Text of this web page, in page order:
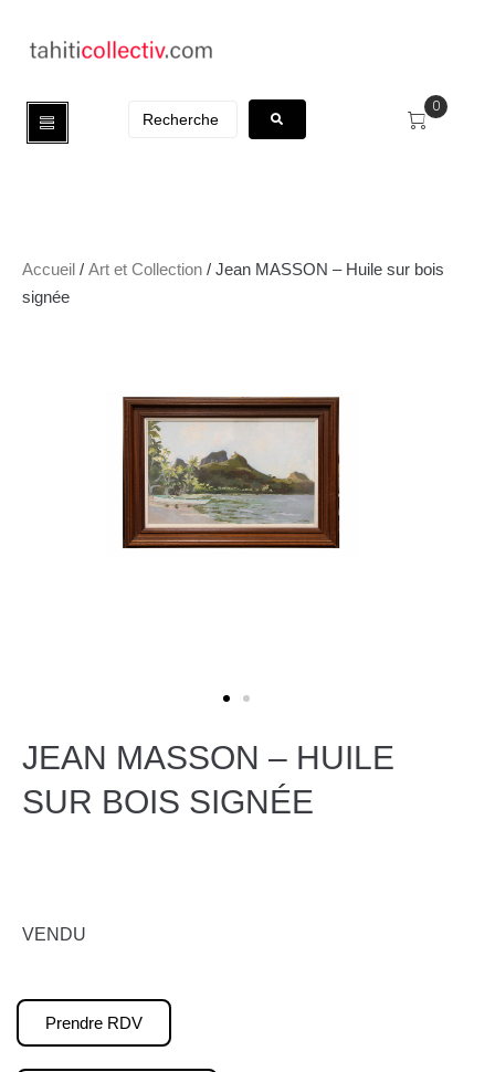
0
Accueil / Art et Collection / Jean MASSON – Huile sur bois
signée
JEAN MASSON – HUILE
SUR BOIS SIGNÉE
VENDU
Prendre RDV